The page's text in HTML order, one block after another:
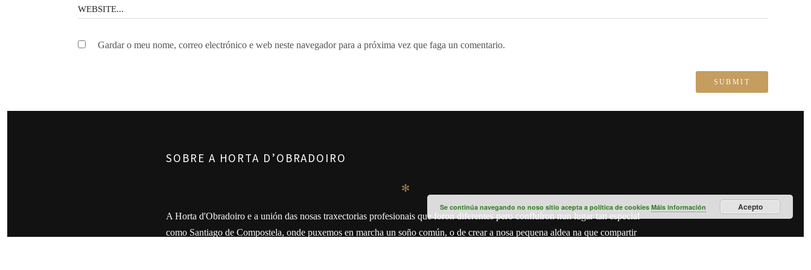
Gardar o meu nome, correo electrónico e web neste navegador para a próxima vez que faga un comentario.
SOBRE A HORTA D’OBRADOIRO
✻
A Horta d'Obradoiro e a unión das nosas traxectorias profesionais que foron diferentes pero confluíron nun lugar tan especial
como Santiago de Compostela, onde puxemos en marcha un soño común, o de crear a nosa pequena aldea na que compartir
Se continúa navegando no noso sitio acepta a política de cookies Máis información Acepto